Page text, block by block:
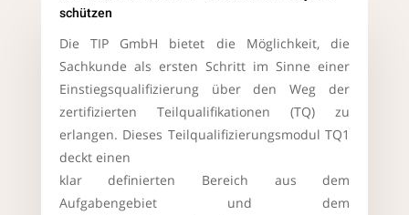
schützen
Die TIP GmbH bietet die Möglichkeit, die
Sachkunde als ersten Schritt im Sinne einer
Einstiegsqualifizierung über den Weg der
zertifizierten Teilqualifikationen (TQ) zu
erlangen. Dieses Teilqualifizierungsmodul TQ1
deckt einen
klar definierten Bereich aus dem
Aufgabengebiet und dem